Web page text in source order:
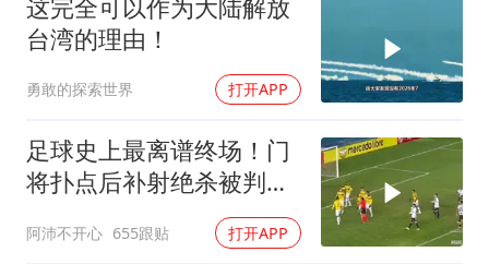
这完全可以作为大陆解放
台湾的理由！
勇敢的探索世界 打开APP
足球史上最离谱终场！门
将扑点后补射绝杀被判无
阿沛不开心 655跟贴 打开APP